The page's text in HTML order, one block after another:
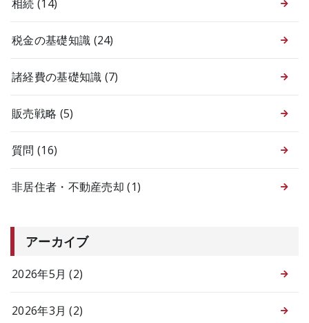
相続 (14)
税金の基礎知識 (24)
諸経費の基礎知識 (7)
販売戦略 (5)
質問 (16)
非居住者・不動産売却(1)
アーカイブ
2026年5月 (2)
2026年3月 (2)